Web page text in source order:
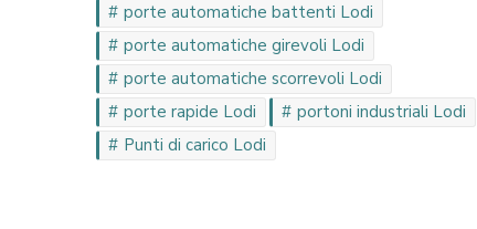
porte automatiche battenti Lodi
porte automatiche girevoli Lodi
porte automatiche scorrevoli Lodi
porte rapide Lodi
portoni industriali Lodi
Punti di carico Lodi